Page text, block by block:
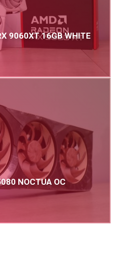
9060XT 16GB WHITE
NOCTUA OC